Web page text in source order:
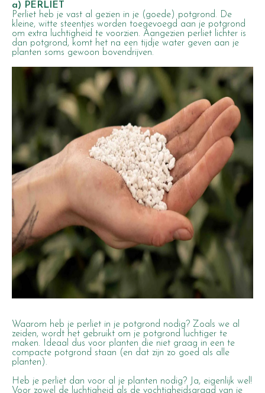
a) PERLIET
Perliet heb je vast al gezien in je (goede) potgrond. De
kleine, witte steentjes worden toegevoegd aan je potgrond
om extra luchtigheid te voorzien. Aangezien perliet lichter is
dan potgrond, komt het na een tijdje water geven aan je
planten soms gewoon bovendrijven.
Waarom heb je perliet in je potgrond nodig? Zoals we al
zeiden, wordt het gebruikt om je potgrond luchtiger te
maken. Ideaal dus voor planten die niet graag in een te
compacte potgrond staan (en dat zijn zo goed als alle
planten).
Heb je perliet dan voor al je planten nodig? Ja, eigenlijk wel!
Voor zowel de luchtigheid als de vochtigheidsgraad van je